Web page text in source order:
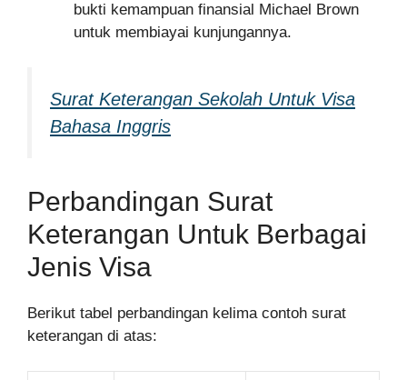
bukti kemampuan finansial Michael Brown
untuk membiayai kunjungannya.
Surat Keterangan Sekolah Untuk Visa
Bahasa Inggris
Perbandingan Surat
Keterangan Untuk Berbagai
Jenis Visa
Berikut tabel perbandingan kelima contoh surat
keterangan di atas: